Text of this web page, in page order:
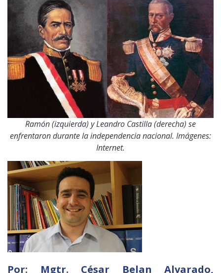
Ramón (izquierda) y Leandro Castilla (derecha) se
enfrentaron durante la independencia nacional. Imágenes:
Internet.
Por: Mgtr. César Belan Alvarado,